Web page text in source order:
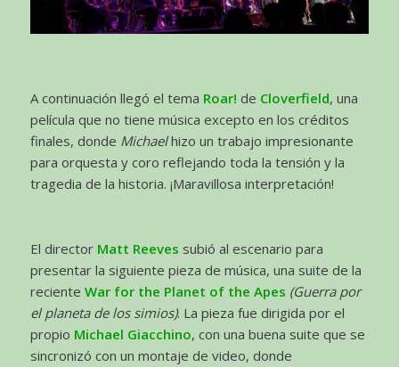
A continuación llegó el tema Roar! de Cloverfield, una
película que no tiene música excepto en los créditos
finales, donde Michaelhizo un trabajo impresionante
para orquesta y coro reflejando toda la tensión y la
tragedia de la historia. ¡Maravillosa interpretación!
El director Matt Reeves subió al escenario para
presentar la siguiente pieza de música, una suite de la
reciente War for the Planet of the Apes (Guerra por
el planeta de los simios). La pieza fue dirigida por el
propio Michael Giacchino, con una buena suite que se
sincronizó con un montaje de video, donde